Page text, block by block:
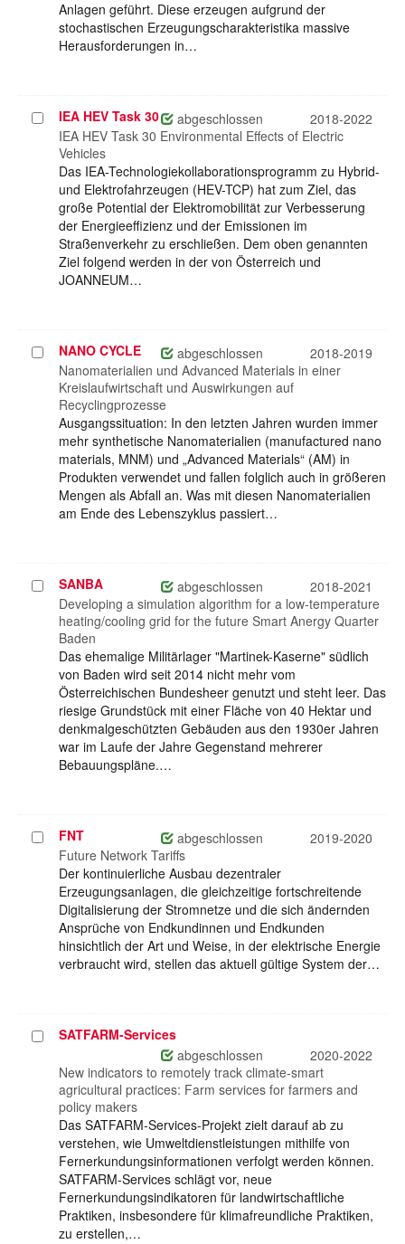
Anlagen geführt. Diese erzeugen aufgrund der
stochastischen Erzeugungscharakteristika massive
Herausforderungen in…
Projekt
auswählen
IEA HEV Task 30 abgeschlossen
2018-2022
IEA HEV Task 30 Environmental Effects of Electric
Vehicles
Das IEA-Technologiekollaborationsprogramm zu Hybrid-
und Elektrofahrzeugen (HEV-TCP) hat zum Ziel, das
große Potential der Elektromobilität zur Verbesserung
der Energieeffizienz und der Emissionen im
Straßenverkehr zu erschließen. Dem oben genannten
Ziel folgend werden in der von Österreich und
JOANNEUM…
Projekt
auswählen
NANO CYCLE abgeschlossen
2018-2019
Nanomaterialien und Advanced Materials in einer
Kreislaufwirtschaft und Auswirkungen auf
Recyclingprozesse
Ausgangssituation: In den letzten Jahren wurden immer
mehr synthetische Nanomaterialien (manufactured nano
materials, MNM) und „Advanced Materials“ (AM) in
Produkten verwendet und fallen folglich auch in größeren
Mengen als Abfall an. Was mit diesen Nanomaterialien
am Ende des Lebenszyklus passiert…
Projekt
auswählen
SANBA abgeschlossen
2018-2021
Developing a simulation algorithm for a low-temperature
heating/cooling grid for the future Smart Anergy Quarter
Baden
Das ehemalige Militärlager "Martinek-Kaserne" südlich
von Baden wird seit 2014 nicht mehr vom
Österreichischen Bundesheer genutzt und steht leer. Das
riesige Grundstück mit einer Fläche von 40 Hektar und
denkmalgeschützten Gebäuden aus den 1930er Jahren
war im Laufe der Jahre Gegenstand mehrerer
Bebauungspläne.…
Projekt
auswählen
FNT abgeschlossen
2019-2020
Future Network Tariffs
Der kontinuierliche Ausbau dezentraler
Erzeugungsanlagen, die gleichzeitige fortschreitende
Digitalisierung der Stromnetze und die sich ändernden
Ansprüche von Endkundinnen und Endkunden
hinsichtlich der Art und Weise, in der elektrische Energie
verbraucht wird, stellen das aktuell gültige System der…
ProjektSATFARM-Services
abgeschlossen
2020-2022
New indicators to remotely track climate-smart
agricultural practices: Farm services for farmers and
policy makers
Das SATFARM-Services-Projekt zielt darauf ab zu
verstehen, wie Umweltdienstleistungen mithilfe von
Fernerkundungsinformationen verfolgt werden können.
SATFARM-Services schlägt vor, neue
Fernerkundungsindikatoren für landwirtschaftliche
Praktiken, insbesondere für klimafreundliche Praktiken,
zu erstellen,…